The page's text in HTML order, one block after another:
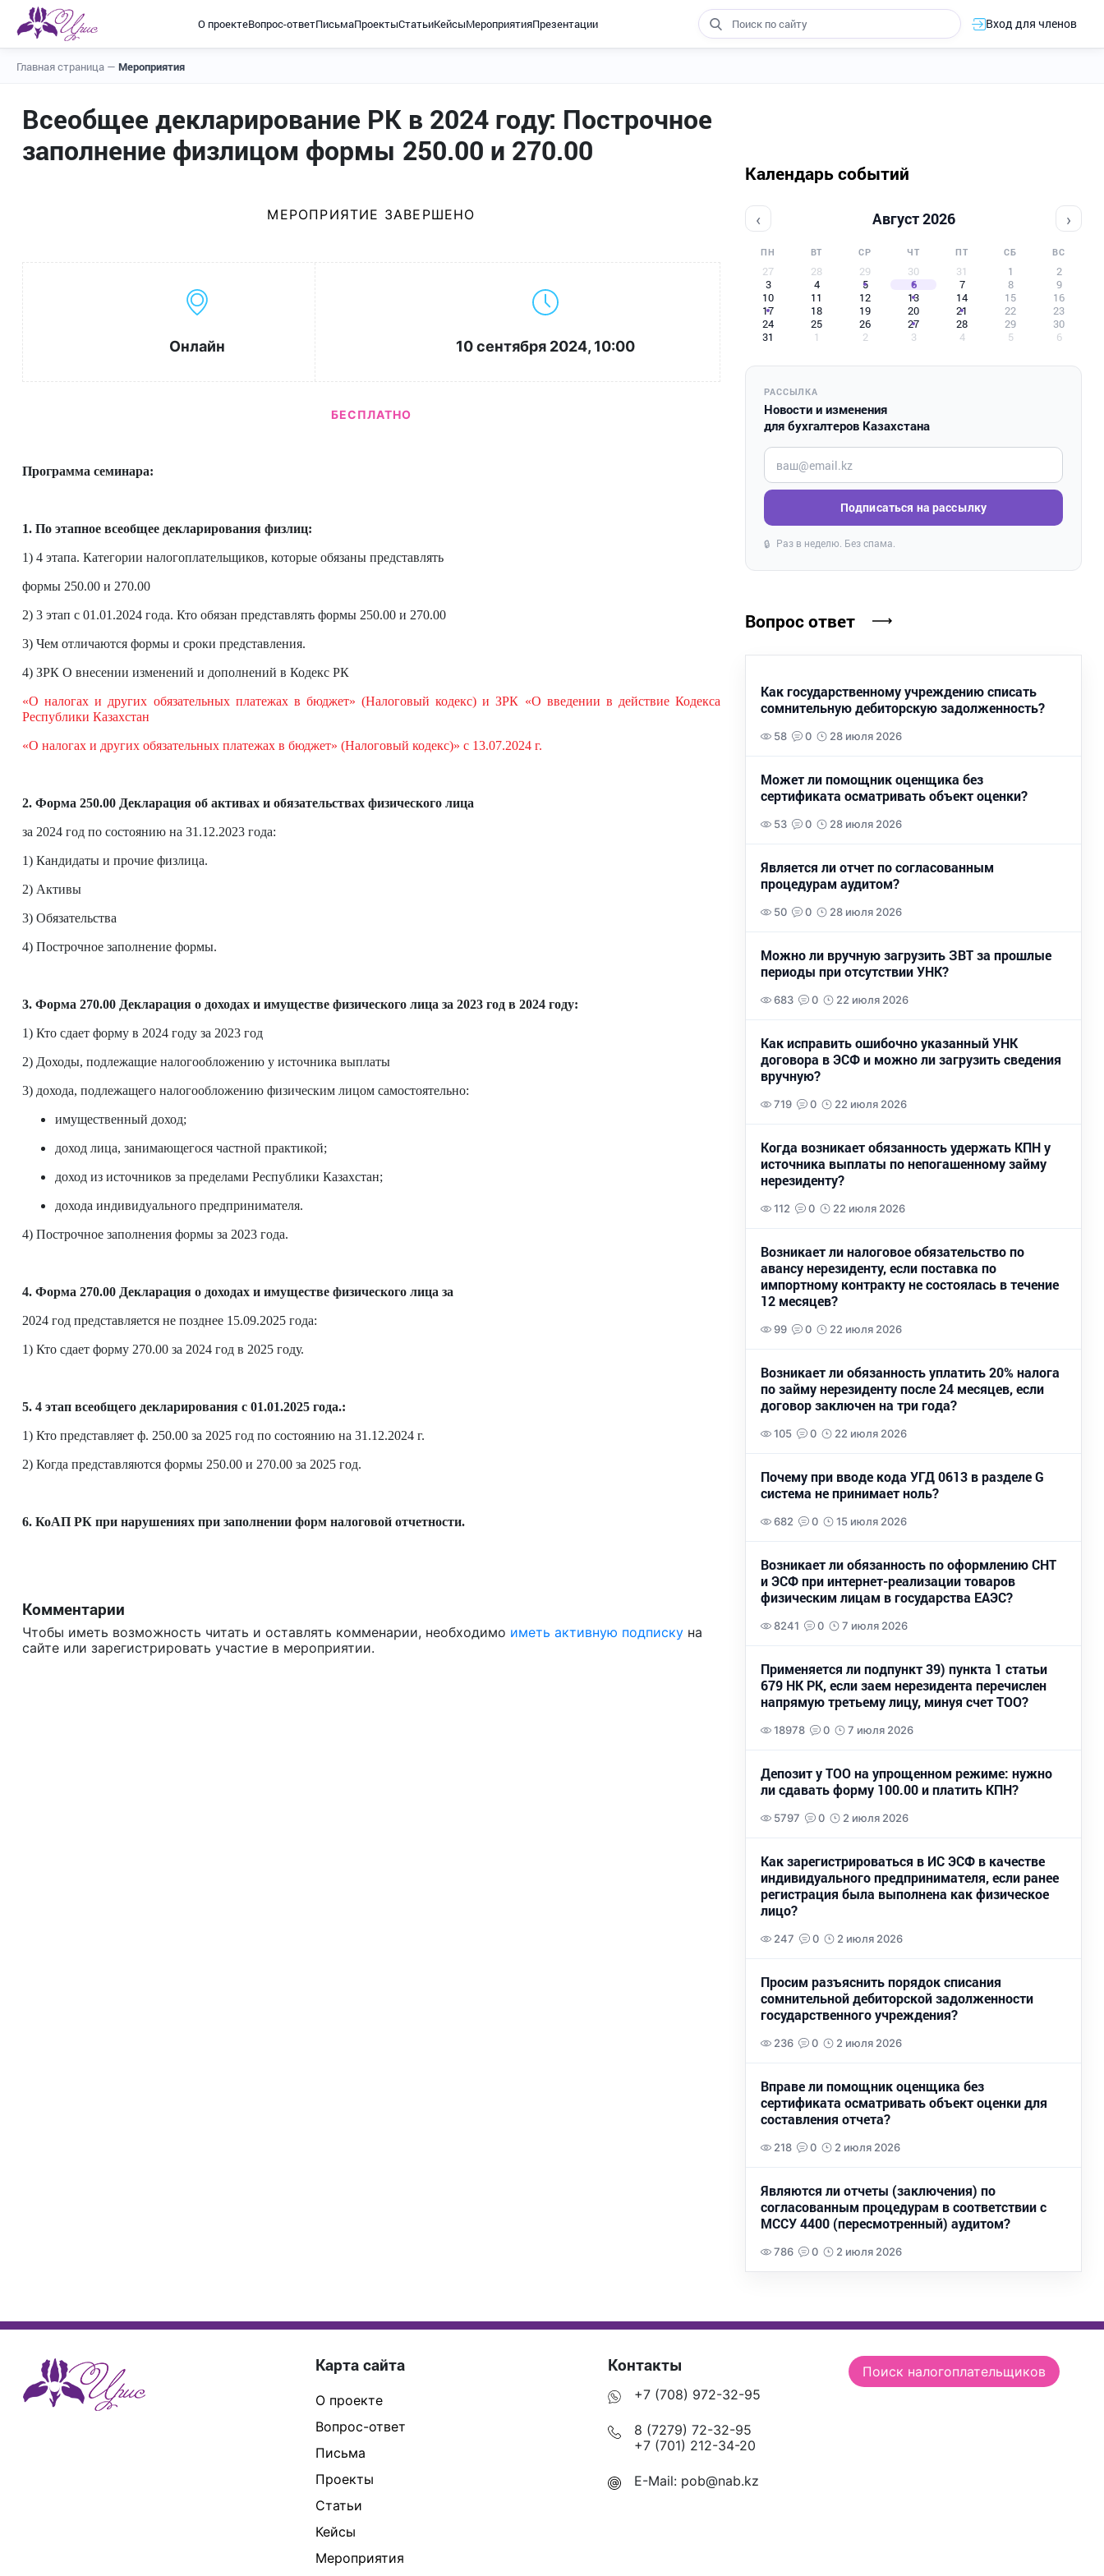
О проектеВопрос-ответПисьмаПроектыСтатьиКейсыМероприятияПрезентации Вход для членов
Главная страница — Мероприятия
Всеобщее декларирование РК в 2024 году: Построчное
заполнение физлицом формы 250.00 и 270.00
МЕРОПРИЯТИЕ ЗАВЕРШЕНО
Онлайн 10 сентября 2024, 10:00
БЕСПЛАТНО
Программа семинара:
1. По этапное всеобщее декларирования физлиц:
1) 4 этапа. Категории налогоплательщиков, которые обязаны представлять
формы 250.00 и 270.00
2) 3 этап с 01.01.2024 года. Кто обязан представлять формы 250.00 и 270.00
3) Чем отличаются формы и сроки представления.
4) ЗРК О внесении изменений и дополнений в Кодекс РК
«О налогах и других обязательных платежах в бюджет» (Налоговыйкодекс) и ЗРК «О введении в действие Кодекса
Республики Казахстан
«О налогах и других обязательных платежах в бюджет» (Налоговый кодекс)» с 13.07.2024 г.
2. Форма 250.00 Декларация об активах и обязательствах физического лица
за 2024 год по состоянию на 31.12.2023 года:
1) Кандидаты и прочие физлица.
2) Активы
3) Обязательства
4) Построчное заполнение формы.
3. Форма 270.00 Декларация о доходах и имуществе физического лица за 2023 год в 2024 году:
1) Кто сдает форму в 2024 году за 2023 год
2) Доходы, подлежащие налогообложению у источника выплаты
3) дохода, подлежащего налогообложению физическим лицом самостоятельно:
имущественный доход;
доход лица, занимающегося частной практикой;
доход из источников за пределами Республики Казахстан;
дохода индивидуального предпринимателя.
4) Построчное заполнения формы за 2023 года.
4. Форма 270.00 Декларация о доходах и имуществе физического лица за
2024 год представляется не позднее 15.09.2025 года:
1) Кто сдает форму 270.00 за 2024 год в 2025 году.
5. 4 этап всеобщего декларирования с 01.01.2025 года.:
1) Кто представляет ф. 250.00 за 2025 год по состоянию на 31.12.2024 г.
2) Когда представляются формы 250.00 и 270.00 за 2025 год.
6. КоАП РК при нарушениях при заполнении форм налоговой отчетности.
Комментарии
Чтобы иметь возможность читать и оставлять комменарии, необходимо иметь активную подписку на
сайте или зарегистрировать участие в мероприятии.
Календарь событий
‹ Август 2026 ›
ПН ВТ СР ЧТ ПТ СБ ВС
27 28 29 30 31 1
2
3
4 5 6 7 8
9
10
11 12 13 14 15
16
17
18 19 20 21 22
23
24
25 26 27 28 29
30
31
1 2 3 4 5 6
РАССЫЛКА
Новости и изменения
для бухгалтеров Казахстана
Введите ваш e-mail
Подписаться на рассылку
🔒 Раз в неделю. Без спама.
Вопрос ответ
Как государственному учреждению списать
сомнительную дебиторскую задолженность?
58 0 28 июля 2026
Может ли помощник оценщика без
сертификата осматривать объект оценки?
53 0 28 июля 2026
Является ли отчет по согласованным
процедурам аудитом?
50 0 28 июля 2026
Можно ли вручную загрузить ЗВТ за прошлые
периоды при отсутствии УНК?
683 0 22 июля 2026
Как исправить ошибочно указанный УНК
договора в ЭСФ и можно ли загрузить сведения
вручную?
719 0 22 июля 2026
Когда возникает обязанность удержать КПН у
источника выплаты по непогашенному займу
нерезиденту?
112 0 22 июля 2026
Возникает ли налоговое обязательство по
авансу нерезиденту, если поставка по
импортному контракту не состоялась в течение
12 месяцев?
99 0 22 июля 2026
Возникает ли обязанность уплатить 20% налога
по займу нерезиденту после 24 месяцев, если
договор заключен на три года?
105 0 22 июля 2026
Почему при вводе кода УГД 0613 в разделе G
система не принимает ноль?
682 0 15 июля 2026
Возникает ли обязанность по оформлению СНТ
и ЭСФ при интернет-реализации товаров
физическим лицам в государства ЕАЭС?
8241 0 7 июля 2026
Применяется ли подпункт 39) пункта 1 статьи
679 НК РК, если заем нерезидента перечислен
напрямую третьему лицу, минуя счет ТОО?
18978 0 7 июля 2026
Депозит у ТОО на упрощенном режиме: нужно
ли сдавать форму 100.00 и платить КПН?
5797 0 2 июля 2026
Как зарегистрироваться в ИС ЭСФ в качестве
индивидуального предпринимателя, если ранее
регистрация была выполнена как физическое
лицо?
247 0 2 июля 2026
Просим разъяснить порядок списания
сомнительной дебиторской задолженности
государственного учреждения?
236 0 2 июля 2026
Вправе ли помощник оценщика без
сертификата осматривать объект оценки для
составления отчета?
218 0 2 июля 2026
Являются ли отчеты (заключения) по
согласованным процедурам в соответствии с
МССУ 4400 (пересмотренный) аудитом?
786 0 2 июля 2026
Карта сайта
О проекте
Вопрос-ответ
Письма
Проекты
Статьи
Кейсы
Мероприятия
Контакты
+7 (708) 972-32-95
8 (7279) 72-32-95
+7 (701) 212-34-20
E-Mail: pob@nab.kz
Поиск налогоплательщиков